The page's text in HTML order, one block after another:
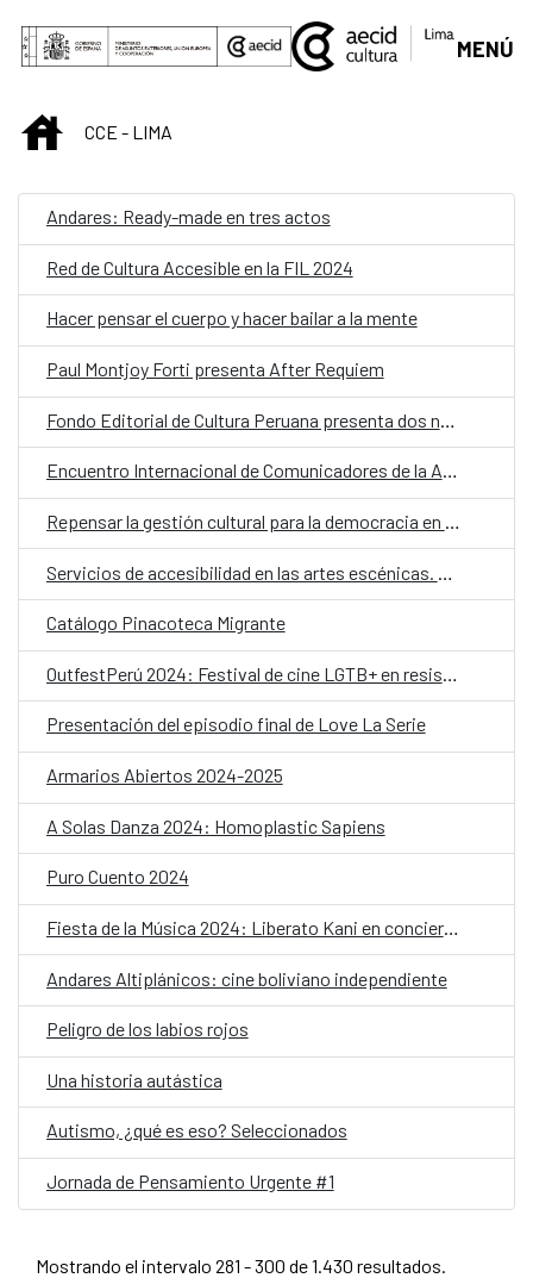
Saltar al contenido principal
MENÚ
INICIOCCE - LIMA
Andares: Ready-made en tres actos
Red de Cultura Accesible en la FIL 2024
Hacer pensar el cuerpo y hacer bailar a la mente
Paul Montjoy Forti presenta After Requiem
Encuentro Internacional de Comunicadores de la Amazonía
Repensar la gestión cultural para la democracia en Iberoamérica
Catálogo Pinacoteca Migrante
Presentación del episodio final de Love La Serie
Armarios Abiertos 2024-2025
A Solas Danza 2024: Homoplastic Sapiens
Puro Cuento 2024
Fiesta de la Música 2024: Liberato Kani en concierto
Andares Altiplánicos: cine boliviano independiente
Peligro de los labios rojos
Una historia autástica
Autismo, ¿qué es eso? Seleccionados
Jornada de Pensamiento Urgente #1
Mostrando el intervalo 281 - 300 de 1.430 resultados.